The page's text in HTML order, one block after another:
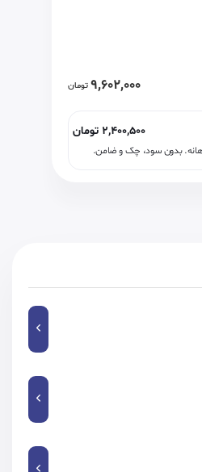
9,602,000 تومان
2,400,500 تومان